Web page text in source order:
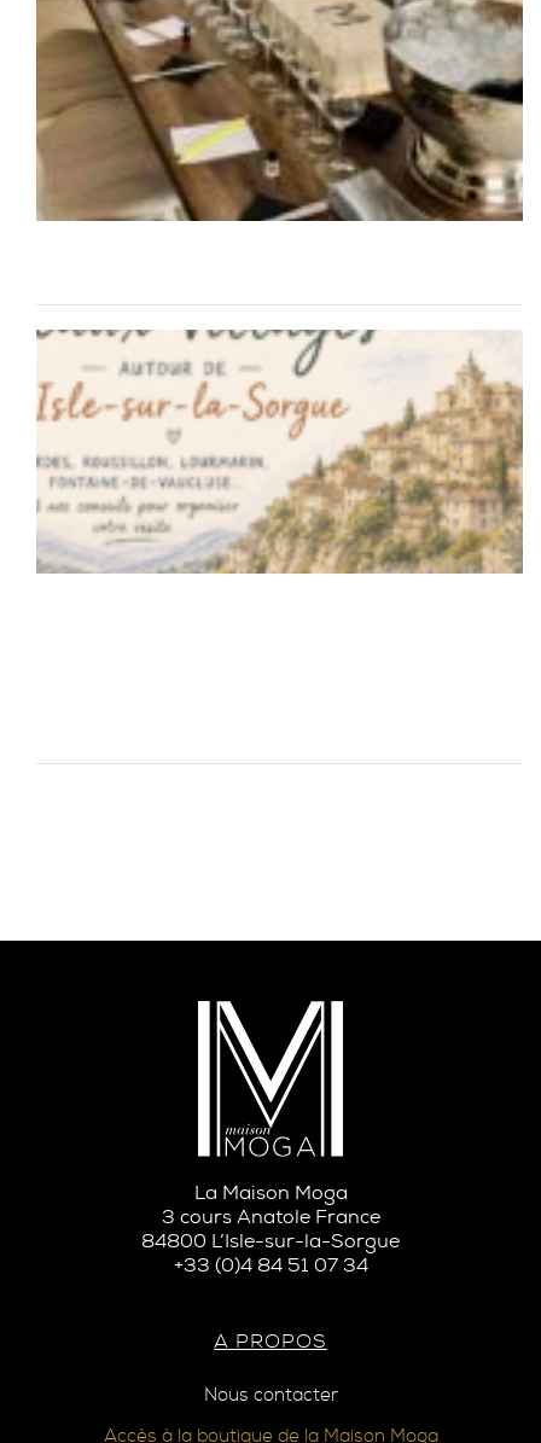
La Maison Moga
3 cours Anatole France
84800 L’Isle-sur-la-Sorgue
+33 (0)4 84 51 07 34
A PROPOS
Nous contacter
Accès à la boutique de la Maison Moga